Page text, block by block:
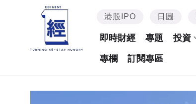
港股IPO 日圓
即時財經 專題 投資
專欄 訂閱專區